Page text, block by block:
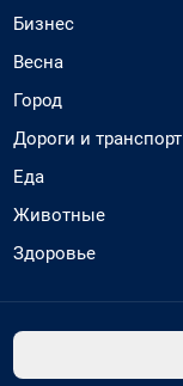
Бизнес
Весна
Город
Дороги и транспорт
Еда
Животные
Здоровье